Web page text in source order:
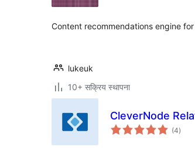
Content recommendations engine for
lukeuk
10+ सक्रिय स्थापना
CleverNode
(4कुल
)